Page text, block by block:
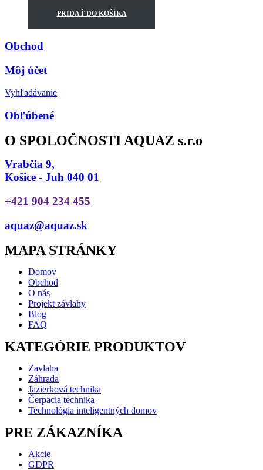
PRIDAŤ DO KOŠÍKA
Obchod
Môj účet
Vyhľadávanie
Obľúbené
O SPOLOČNOSTI AQUAZ s.r.o
Vrabčia 9,
Košice - Juh 040 01
+421 904 234 455
aquaz@aquaz.sk
MAPA STRÁNKY
Domov
Obchod
O nás
Projekt závlahy
Blog
FAQ
KATEGÓRIE PRODUKTOV
Zavlaha
Záhrada
Jazierková technika
Čerpacia technika
Technológia inteligentných domov
PRE ZÁKAZNÍKA
Akcie
GDPR